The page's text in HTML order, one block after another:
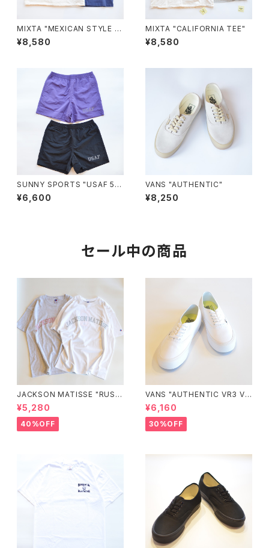
MIXTA "MEXICAN STYLE T
EE"
¥8,580
MIXTA "CALIFORNIA TEE"
¥8,580
SUNNY SPORTS "USAF 5in
ch baggy shorts"
¥6,600
VANS "AUTHENTIC"
¥8,250
セール中の商品
JACKSON MATISSE "RUSS
ELL ATHLETIC×JM Logo T
ee"
¥5,280
40%OFF
VANS "AUTHENTIC VR3 VN
0005UDTBD"
¥6,160
30%OFF